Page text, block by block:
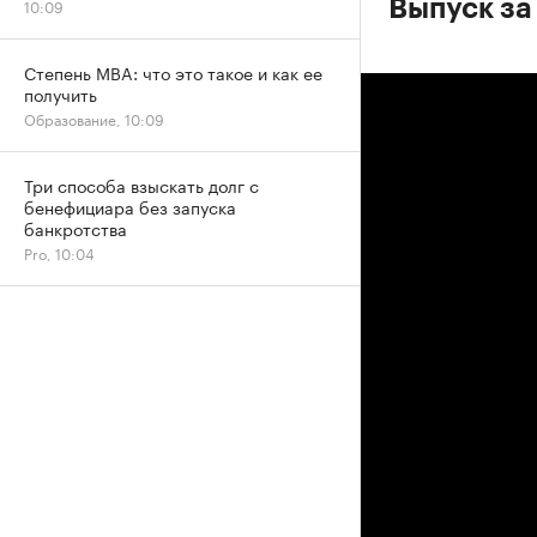
Выпуск
10:09
Степень MBA: что это такое и как ее
получить
Образование, 10:09
Три способа взыскать долг с
бенефициара без запуска
банкротства
Pro, 10:04